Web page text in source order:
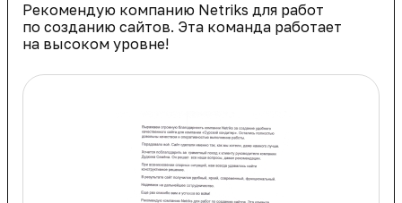
Рекомендую компанию Netriks для работ
по созданию сайтов. Эта команда работает
на высоком уровне!